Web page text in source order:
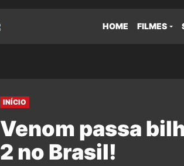
HOME FILMES
INÍCIO
Venom passa
2 no Brasil!